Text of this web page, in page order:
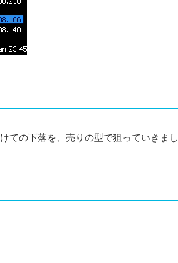
ての下落を、売りの型で狙っていきま